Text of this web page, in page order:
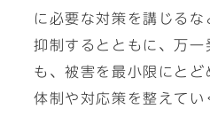
に必要な対策を講じるな
抑制するとともに、万一
も、被害を最小限にと
体制や対応策を整えてい